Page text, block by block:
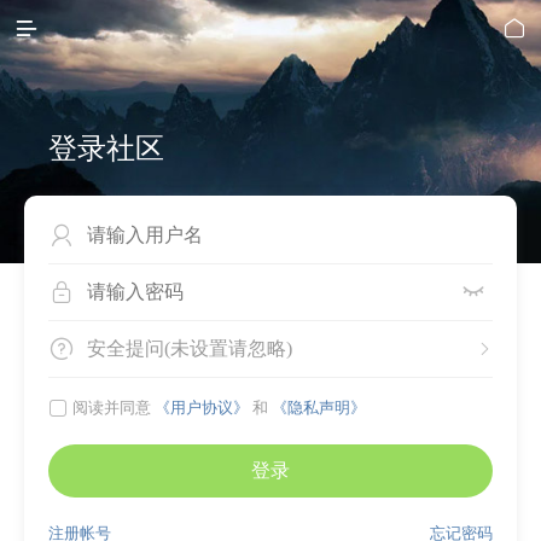
 
登录社区

 
 
安全提问(未设置请忽略)
 阅读并同意 《用户协议》 和 《隐私声明》
登录
忘记密码
注册帐号